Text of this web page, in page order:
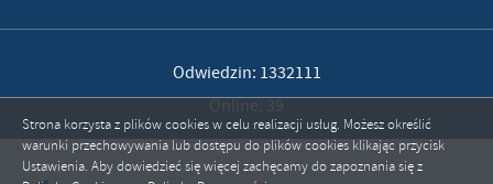
Odwiedzin: 1332111
Strona korzysta z plików cookies w celu realizacji usług. Możesz określić
warunki przechowywania lub dostępu do plików cookies klikając przycisk
Ustawienia. Aby dowiedzieć się więcej zachęcamy do zapoznania się z